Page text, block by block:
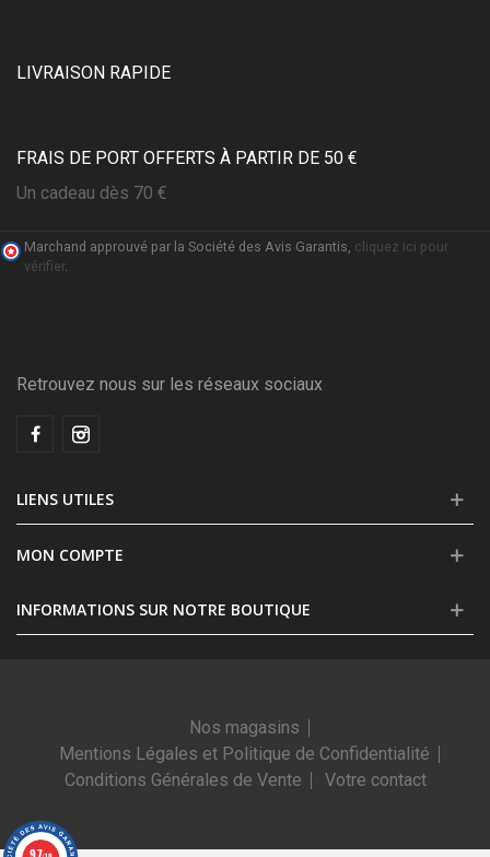
LIVRAISON RAPIDE
FRAIS DE PORT OFFERTS À PARTIR DE 50 €
Un cadeau dès 70 €
Marchand approuvé par la Société des Avis Garantis, cliquez ici pour
vérifier.
Retrouvez nous sur les réseaux sociaux
INFORMATIONS SUR NOTRE BOUTIQUE
LIENS UTILES
MON COMPTE
Nos magasins
Mentions Légales et Politique de Confidentialité
Conditions Générales de Vente
Votre contact